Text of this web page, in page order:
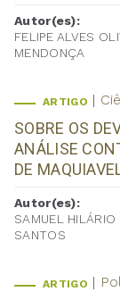
Autor(es):
FELIPE ALVES
MENDONÇA
ARTIGO
SOBRE OS
ANÁLISE
DE
Autor(es):
SAMUEL HILÁRIO
SANTOS
ARTIGO